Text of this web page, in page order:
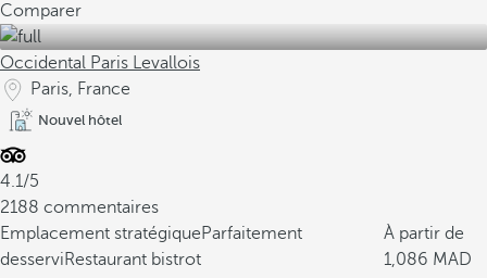
Comparer
Occidental Paris Levallois
Paris, France
Nouvel hôtel
4.1/5
2188 commentaires
Emplacement stratégiqueParfaitement
desserviRestaurant bistrot
À partir de
1,086